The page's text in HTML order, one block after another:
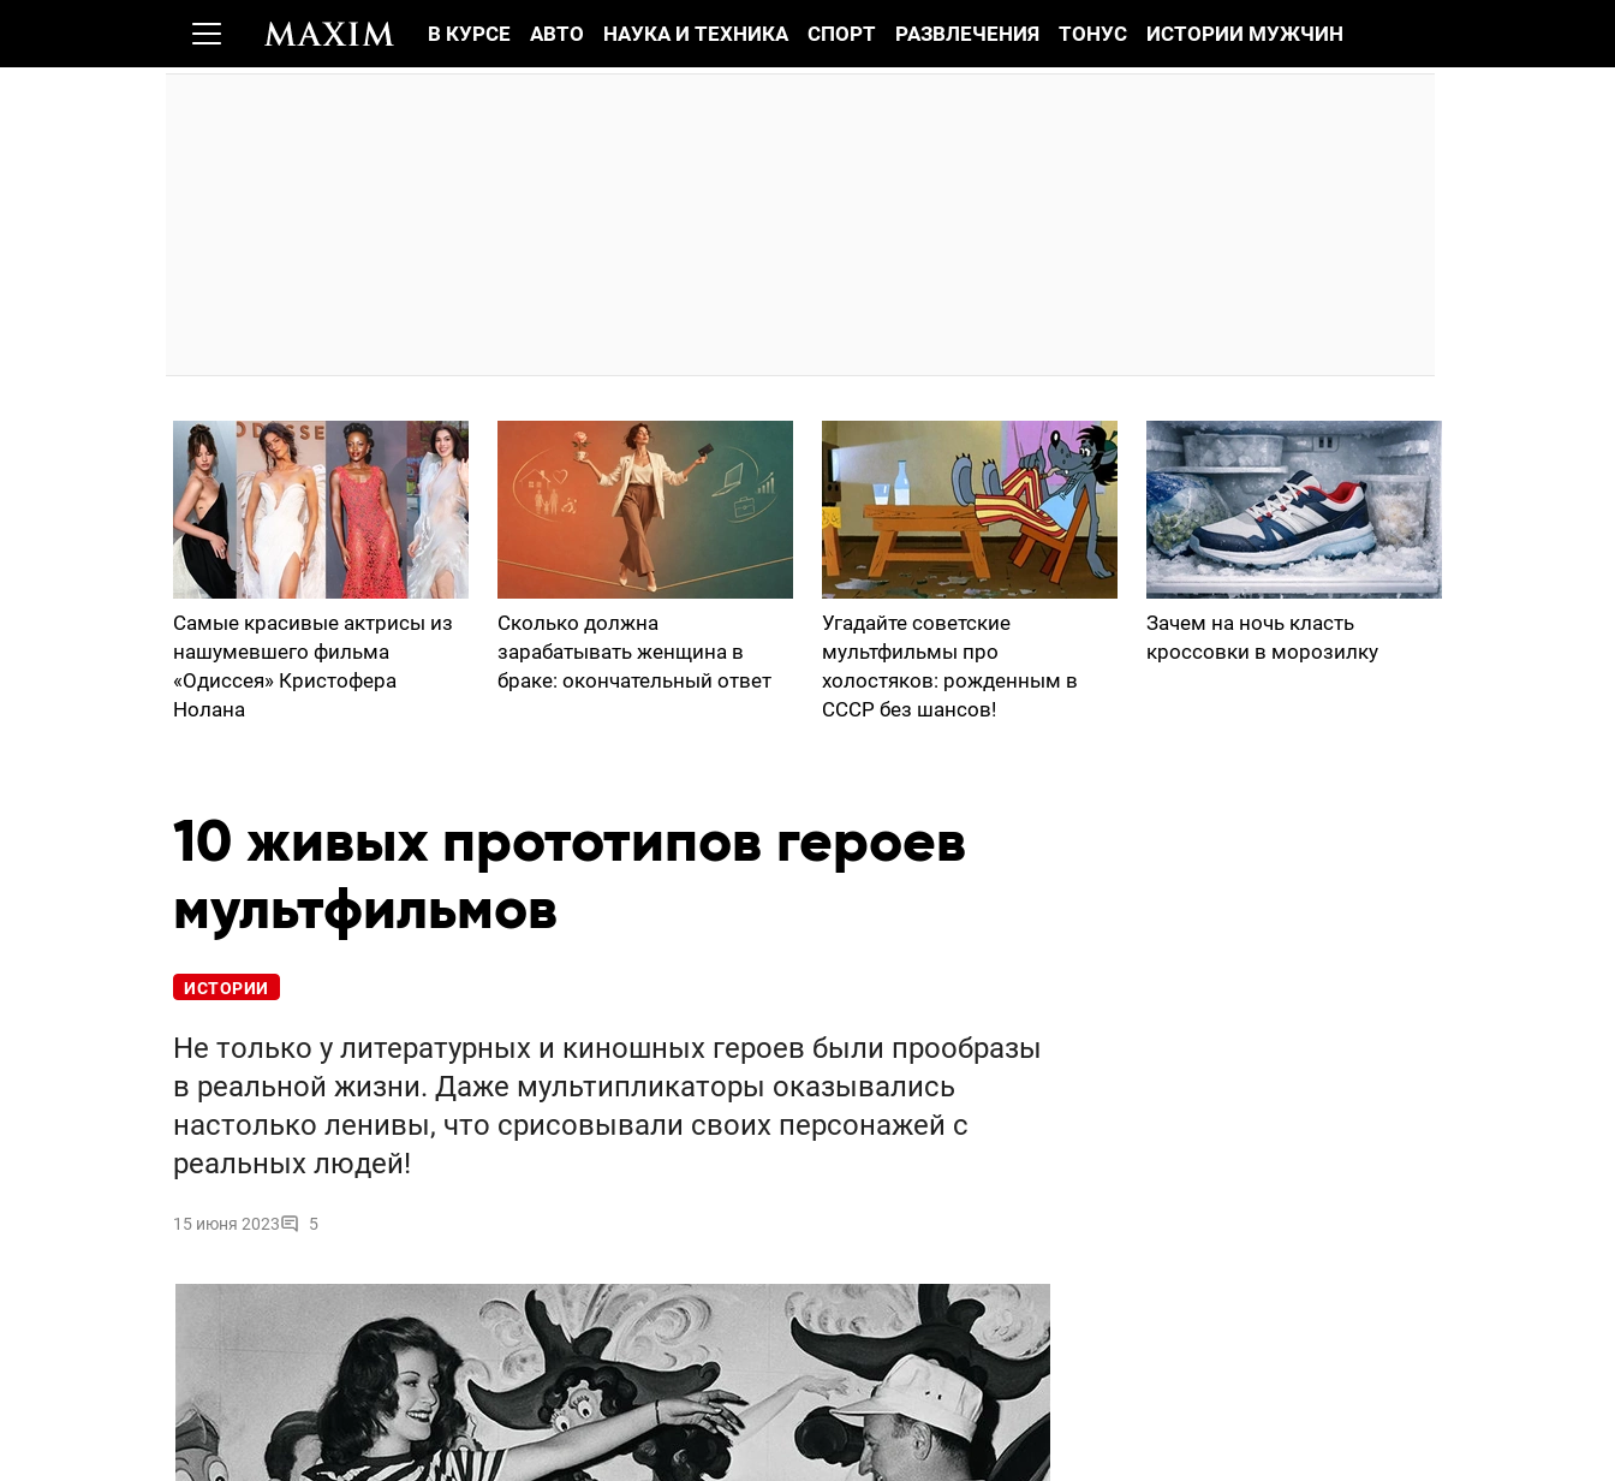
В КУРСЕ АВТО НАУКА И ТЕХНИКА СПОРТ РАЗВЛЕЧЕНИЯ ТОНУС ИСТОРИИ МУЖЧИН
Самые красивые актрисы из
нашумевшего фильма
«Одиссея» Кристофера
Нолана
Сколько должна
зарабатывать женщина в
браке: окончательный ответ
Угадайте советские
мультфильмы про
холостяков: рожденным в
СССР без шансов!
Зачем на ночь класть
кроссовки в морозилку
10 живых прототипов героев
мультфильмов
ИСТОРИИ
Не только у литературных и киношных героев были прообразы
в реальной жизни. Даже мультипликаторы оказывались
настолько ленивы, что срисовывали своих персонажей с
реальных людей!
15 июня 2023 5